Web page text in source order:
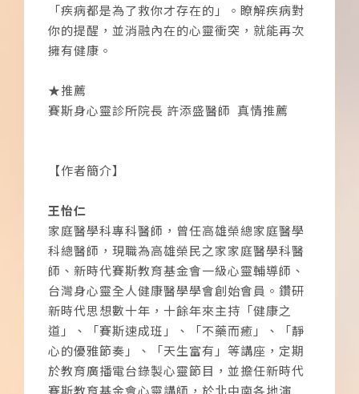
「疾病都是為了救你才存在的」。瞭解疾病對
你的提醒，並消融內在的心靈衝突，就能再次
擁有健康。
★推薦
賽斯身心靈診所院長 許添盛醫師 真情推薦
【作者簡介】
王怡仁
家庭醫學科專科醫師，曾任高雄榮總家庭醫學
科總醫師，現職為高雄榮民之家家庭醫學科醫
師、新時代賽斯教育基金會一級心靈輔導師、
台灣身心靈全人健康醫學學會創始會員。鑽研
新時代思想數十年，十餘年來主持「健康之
道」、「賽斯速成班」、「不藥而癒」、「靜
心的優雅節奏」、「天生富有」等講座，定期
於教育廣播電台錄製心靈節目，並擔任新時代